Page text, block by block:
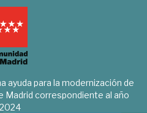
ayuda para la modernización de
Madrid correspondiente al año
2024